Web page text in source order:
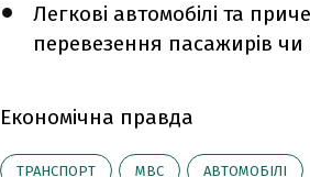
Легкові автомобілі та
перевезення пасажирів
Економічна правда
ТРАНСПОРТ МВС АВТОМОБІЛІ